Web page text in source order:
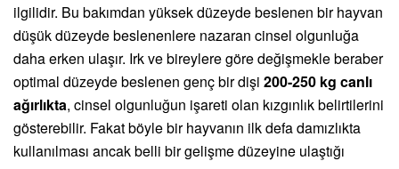
ilgilidir. Bu bakımdan yüksek düzeyde beslenen bir hayvan
düşük düzeyde beslenenlere nazaran cinsel olgunluğa
daha erken ulaşır. Irk ve bireylere göre değişmekle beraber
optimal düzeyde beslenen genç bir dişi 200-250 kg canlı
ağırlıkta, cinsel olgunluğun işareti olan kızgınlık belirtilerini
gösterebilir. Fakat böyle bir hayvanın ilk defa damızlıkta
kullanılması ancak belli bir gelişme düzeyine ulaştığı